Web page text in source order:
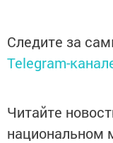
Следите за
Telegram-
Читайте
национальном